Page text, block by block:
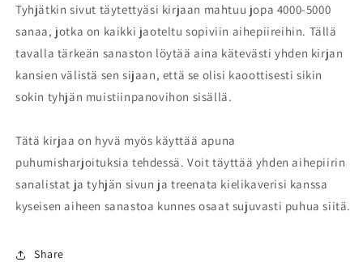
Tyhjätkin sivut täytettyäsi kirjaan mahtuu jopa 4000-5000
sanaa, jotka on kaikki jaoteltu sopiviin aihepiireihin. Tällä
tavalla tärkeän sanaston löytää aina kätevästi yhden kirjan
kansien välistä sen sijaan, että se olisi kaoottisesti sikin
sokin tyhjän muistiinpanovihon sisällä.
Tätä kirjaa on hyvä myös käyttää apuna
puhumisharjoituksia tehdessä. Voit täyttää yhden aihepiirin
sanalistat ja tyhjän sivun ja treenata kielikaverisi kanssa
kyseisen aiheen sanastoa kunnes osaat sujuvasti puhua siitä.
Share